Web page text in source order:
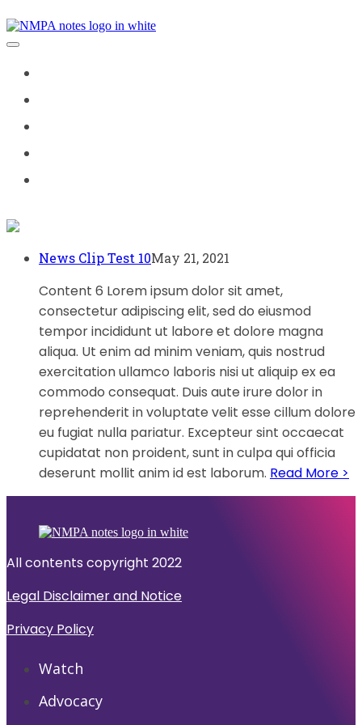
to
content
Main
Navigation
News Clip Test 10May 21, 2021
Content 6 Lorem ipsum dolor sit amet,
consectetur adipiscing elit, sed do eiusmod
tempor incididunt ut labore et dolore magna
aliqua. Ut enim ad minim veniam, quis nostrud
exercitation ullamco laboris nisi ut aliquip ex ea
commodo consequat. Duis aute irure dolor in
reprehenderit in voluptate velit esse cillum dolore
eu fugiat nulla pariatur. Excepteur sint occaecat
cupidatat non proident, sunt in culpa qui officia
deserunt mollit anim id est laborum. Read More >
All contents copyright 2022
Legal Disclaimer and Notice
Privacy Policy
Watch
Advocacy